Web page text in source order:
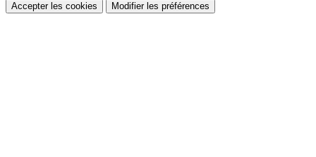
Accepter les cookies Modifier les préférences